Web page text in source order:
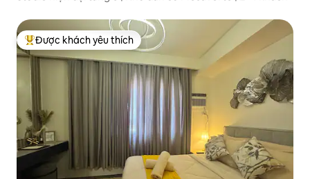
Được khách yêu thích nhất
Được khách yêu thích